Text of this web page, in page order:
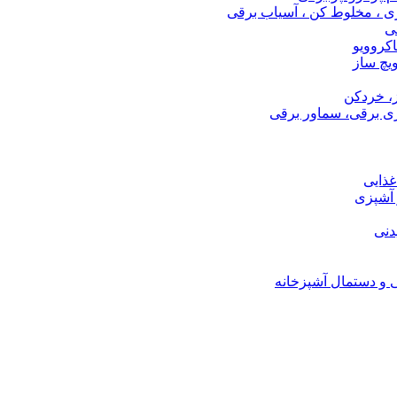
، مخلوط کن ، آسیاب برقی
ساز
خردکن
برقی، سماور برقی
آشپزی
و دستمال آشپزخانه